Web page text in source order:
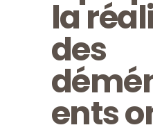
la
des
ents